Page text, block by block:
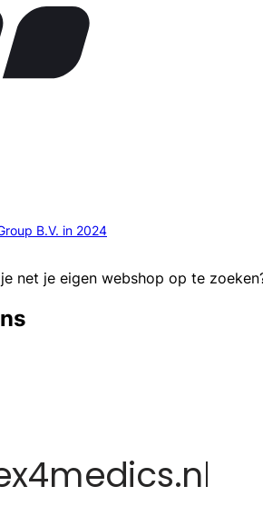
B.V. in 2024
net je eigen webshop op te